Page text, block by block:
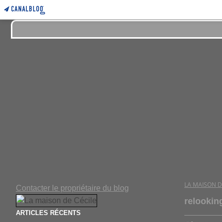
Contacter le propriétaire du blog
ARTICLES RÉCENTS
LA MAISON